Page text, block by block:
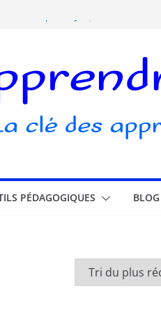
?
PÉDAGOGIQUES BLOG